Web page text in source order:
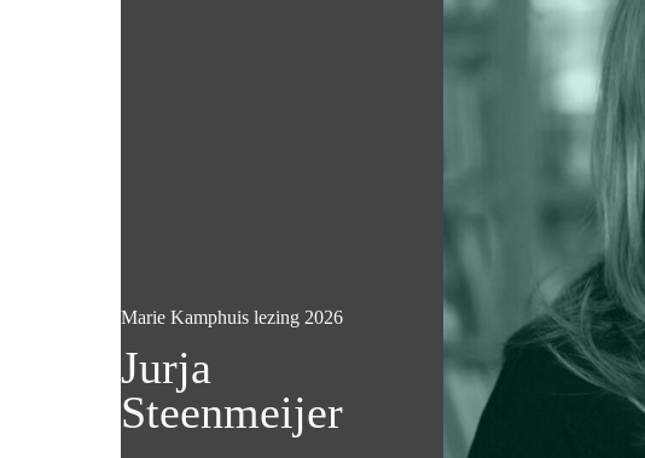
Marie Kamphuis lezing 2026
Jurja
Steenmeijer